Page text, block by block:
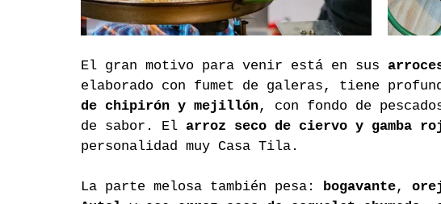
El gran motivo para venir está en sus
elaborado con fumet de galeras, tiene
de chipirón y mejillón, con fondo de
de sabor. El arroz seco de ciervo y gamba
personalidad muy Casa Tila.
La parte melosa también pesa: bogavante,